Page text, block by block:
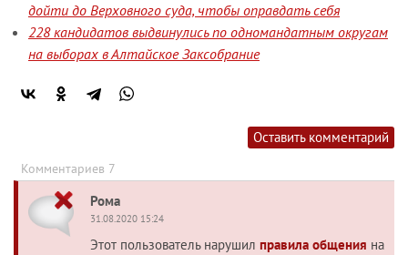
дойти до Верховного суда, чтобы оправдать себя
228 кандидатов выдвинулись по одномандатным округам
на выборах в Алтайское Заксобрание
Оставить комментарий
Комментариев 7
Рома
31.08.2020 15:24
Этот пользователь нарушил правила общения на